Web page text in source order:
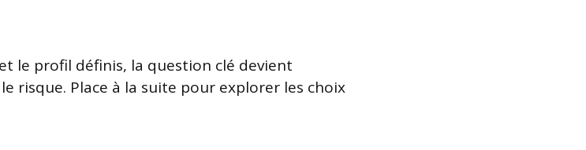
le profil définis, la question clé devient
risque. Place à la suite pour explorer les choix